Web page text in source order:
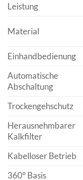
Leistung
Material
Einhandbedienung
Automatische
Abschaltung
Trockengehschutz
Herausnehmbarer
Kalkfilter
Kabelloser Betrieb
360° Basis